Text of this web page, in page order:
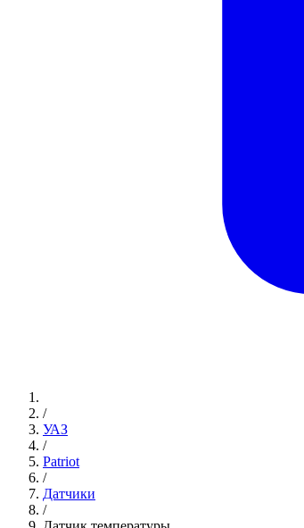
/
УАЗ
/
Patriot
/
Датчики
/